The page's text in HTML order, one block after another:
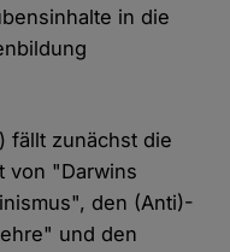
in die
fällt zunächst die
von "Darwins
den (Anti)-
und den